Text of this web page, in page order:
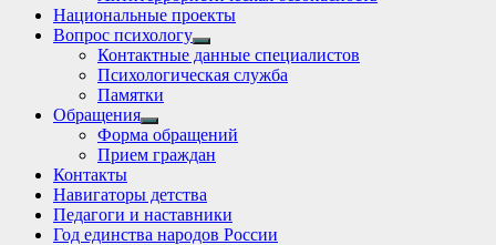
Национальные проекты
Вопрос психологу
Show
sub
menu
Контактные данные специалистов
Психологическая служба
Памятки
Обращения
Show
sub
menu
Форма обращений
Прием граждан
Контакты
Навигаторы детства
Педагоги и наставники
Год единства народов России